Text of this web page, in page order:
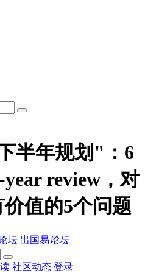
半年规划"：6
review，对
值的5个问题
出国易论坛
社区动态 登录